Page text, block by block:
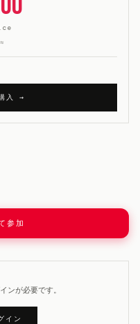
≈
入 →
参加
ンが必要です。
イン